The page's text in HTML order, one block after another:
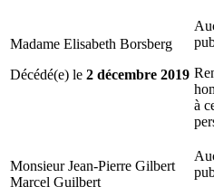
Madame Elisabeth Borsberg
Décédé(e) le 2 décembre 2019
à
Monsieur Jean-Pierre Gilbert
Marcel Guilbert